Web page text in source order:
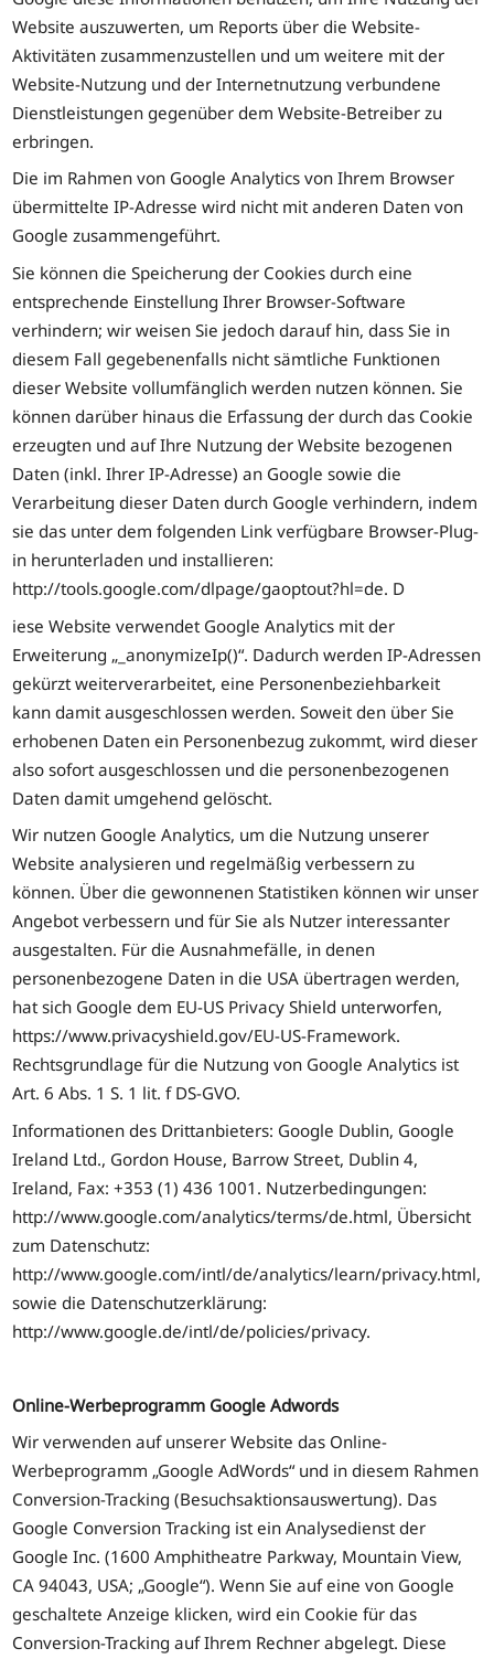
Website auszuwerten, um Reports über die Website-
Aktivitäten zusammenzustellen und um weitere mit der
Website-Nutzung und der Internetnutzung verbundene
Dienstleistungen gegenüber dem Website-Betreiber zu
erbringen.
Die im Rahmen von Google Analytics von Ihrem Browser
übermittelte IP-Adresse wird nicht mit anderen Daten von
Google zusammengeführt.
Sie können die Speicherung der Cookies durch eine
entsprechende Einstellung Ihrer Browser-Software
verhindern; wir weisen Sie jedoch darauf hin, dass Sie in
diesem Fall gegebenenfalls nicht sämtliche Funktionen
dieser Website vollumfänglich werden nutzen können. Sie
können darüber hinaus die Erfassung der durch das Cookie
erzeugten und auf Ihre Nutzung der Website bezogenen
Daten (inkl. Ihrer IP-Adresse) an Google sowie die
Verarbeitung dieser Daten durch Google verhindern, indem
sie das unter dem folgenden Link verfügbare Browser-Plug-
in herunterladen und installieren:
http://tools.google.com/dlpage/gaoptout?hl=de. D
iese Website verwendet Google Analytics mit der
Erweiterung „_anonymizeIp()“. Dadurch werden IP-Adressen
gekürzt weiterverarbeitet, eine Personenbeziehbarkeit
kann damit ausgeschlossen werden. Soweit den über Sie
erhobenen Daten ein Personenbezug zukommt, wird dieser
also sofort ausgeschlossen und die personenbezogenen
Daten damit umgehend gelöscht.
Wir nutzen Google Analytics, um die Nutzung unserer
Website analysieren und regelmäßig verbessern zu
können. Über die gewonnenen Statistiken können wir unser
Angebot verbessern und für Sie als Nutzer interessanter
ausgestalten. Für die Ausnahmefälle, in denen
personenbezogene Daten in die USA übertragen werden,
hat sich Google dem EU-US Privacy Shield unterworfen,
https://www.privacyshield.gov/EU-US-Framework.
Rechtsgrundlage für die Nutzung von Google Analytics ist
Art. 6 Abs. 1 S. 1 lit. f DS-GVO.
Informationen des Drittanbieters: Google Dublin, Google
Ireland Ltd., Gordon House, Barrow Street, Dublin 4,
Ireland, Fax: +353 (1) 436 1001. Nutzerbedingungen:
http://www.google.com/analytics/terms/de.html, Übersicht
zum Datenschutz:
http://www.google.com/intl/de/analytics/learn/privacy.html,
sowie die Datenschutzerklärung:
http://www.google.de/intl/de/policies/privacy.
Online-Werbeprogramm Google Adwords
Wir verwenden auf unserer Website das Online-
Werbeprogramm „Google AdWords“ und in diesem Rahmen
Conversion-Tracking (Besuchsaktionsauswertung). Das
Google Conversion Tracking ist ein Analysedienst der
Google Inc. (1600 Amphitheatre Parkway, Mountain View,
CA 94043, USA; „Google“). Wenn Sie auf eine von Google
geschaltete Anzeige klicken, wird ein Cookie für das
Conversion-Tracking auf Ihrem Rechner abgelegt. Diese